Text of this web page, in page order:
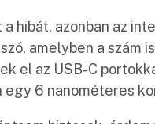
hibát, azonban az
amelyben a szám
el az USB-C
egy 6 nanométeres